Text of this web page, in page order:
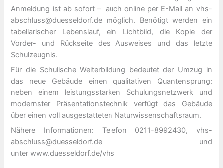
Anmeldung ist ab sofort – auch online per E-Mail an vhs-
abschluss@duesseldorf.de möglich. Benötigt werden ein
tabellarischer Lebenslauf, ein Lichtbild, die Kopie der
Vorder- und Rückseite des Ausweises und das letzte
Schulzeugnis.
Für die Schulische Weiterbildung bedeutet der Umzug in
das neue Gebäude einen qualitativen Quantensprung:
neben einem leistungsstarken Schulungsnetzwerk und
modernster Präsentationstechnik verfügt das Gebäude
über einen voll ausgestatteten Naturwissenschaftsraum.
Nähere Informationen: Telefon 0211-8992430, vhs-
abschluss@duesseldorf.de und
unter www.duesseldorf.de/vhs